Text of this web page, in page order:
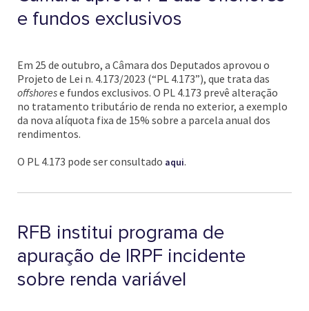
e fundos exclusivos
Em 25 de outubro, a Câmara dos Deputados aprovou o
Projeto de Lei n. 4.173/2023 (“PL 4.173”), que trata das
offshorese fundos exclusivos. O PL 4.173 prevê alteração
no tratamento tributário de renda no exterior, a exemplo
da nova alíquota fixa de 15% sobre a parcela anual dos
rendimentos.
O PL 4.173 pode ser consultado aqui.
RFB institui programa de
apuração de IRPF incidente
sobre renda variável